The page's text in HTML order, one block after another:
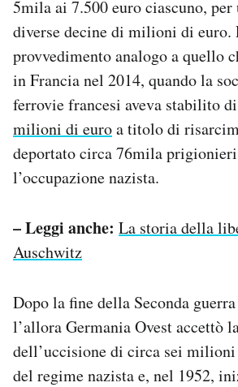
5mila ai 7.500 euro ciascuno,
diverse decine di milioni di euro.
provvedimento analogo a quello
in Francia nel 2014, quando la
ferrovie francesi aveva stabilito
milioni di euroa titolo di
deportato circa 76mila
l’occupazione nazista.
– Leggi anche: La storia della
Auschwitz
Dopo la fine della Seconda
l’allora Germania Ovest accettò
dell’uccisione di circa sei
del regime nazista e, nel 1952,